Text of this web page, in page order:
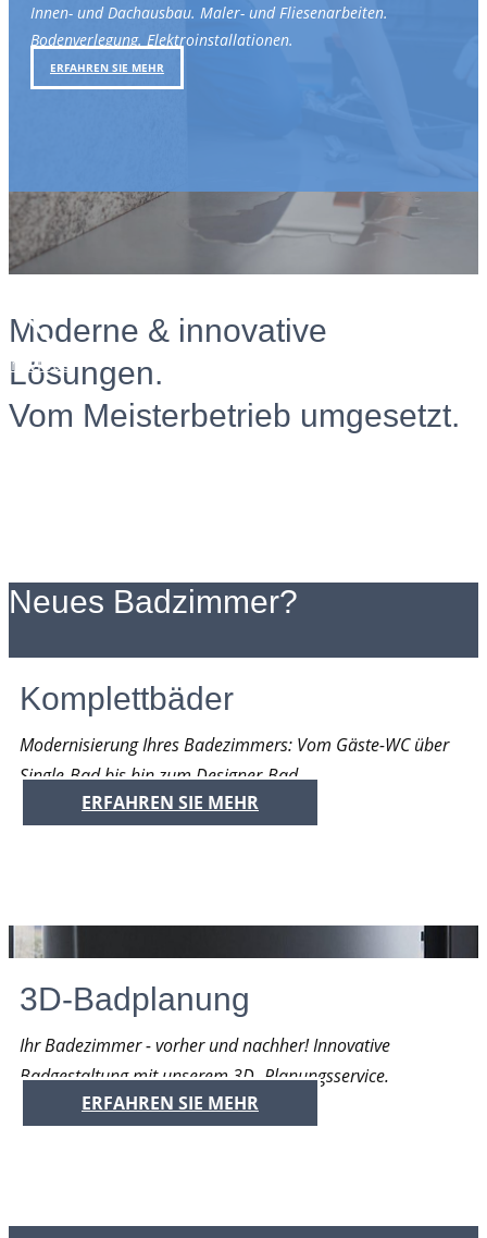
Innen- und Dachausbau. Maler- und Fliesenarbeiten.
Bodenverlegung. Elektroinstallationen.
ERFAHREN SIE MEHR
Previous
Moderne & innovative
Lösungen.
Vom Meisterbetrieb umgesetzt.
Neues Badzimmer?
Komplettbäder
Modernisierung Ihres Badezimmers: Vom Gäste-WC über
Single-Bad bis hin zum Designer-Bad.
ERFAHREN SIE MEHR
3D-Badplanung
Ihr Badezimmer - vorher und nachher! Innovative
Badgestaltung mit unserem 3D- Plan​ungsservice.
ERFAHREN SIE MEHR